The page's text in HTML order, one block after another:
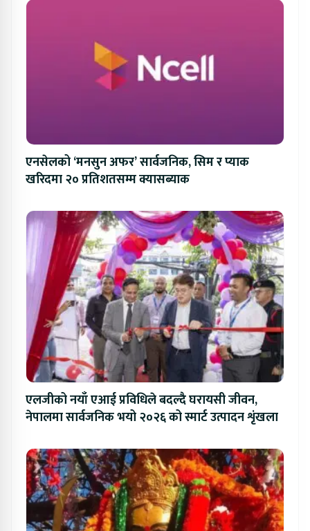
एनसेलको ‘मनसुन अफर’ सार्वजनिक, सिम र प्याक
खरिदमा २० प्रतिशतसम्म क्यासब्याक
एलजीको नयाँ एआई प्रविधिले बदल्दै घरायसी जीवन,
नेपालमा सार्वजनिक भयो २०२६ को स्मार्ट उत्पादन शृंखला